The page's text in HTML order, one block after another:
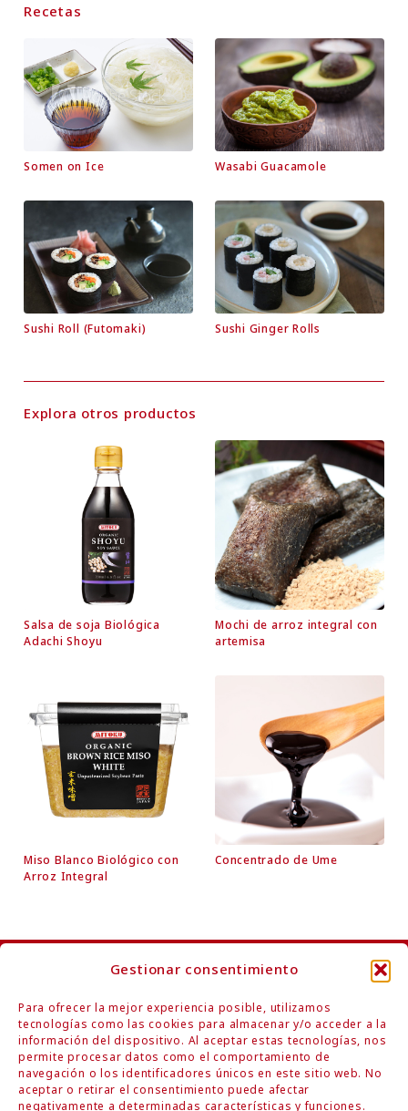
Gestionar consentimiento
Para ofrecer la mejor experiencia posible, utilizamos
tecnologías como las cookies para almacenar y/o acceder a la
información del dispositivo. Al aceptar estas tecnologías, nos
permite procesar datos como el comportamiento de
navegación o los identificadores únicos en este sitio web. No
aceptar o retirar el consentimiento puede afectar
negativamente a determinadas características y funciones.
Recetas
Somen on Ice Wasabi Guacamole
Sushi Roll (Futomaki) Sushi Ginger Rolls
Explora otros productos
Salsa de soja Biológica
Adachi Shoyu
Mochi de arroz integral con
artemisa
Miso Blanco Biológico con
Arroz Integral
Concentrado de Ume
Contáctenos